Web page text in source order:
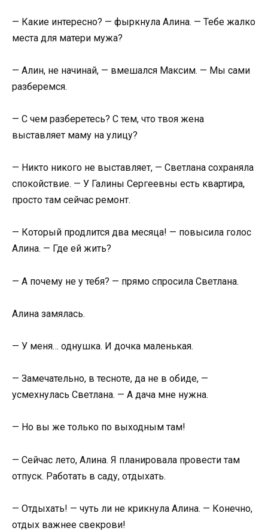
— Какие интересно? — фыркнула Алина. — Тебе жалко
места для матери мужа?
— Алин, не начинай, — вмешался Максим. — Мы сами
разберемся.
— С чем разберетесь? С тем, что твоя жена
выставляет маму на улицу?
— Никто никого не выставляет, — Светлана сохраняла
спокойствие. — У Галины Сергеевны есть квартира,
просто там сейчас ремонт.
— Который продлится два месяца! — повысила голос
Алина. — Где ей жить?
— А почему не у тебя? — прямо спросила Светлана.
Алина замялась.
— У меня… однушка. И дочка маленькая.
— Замечательно, в тесноте, да не в обиде, —
усмехнулась Светлана. — А дача мне нужна.
— Но вы же только по выходным там!
— Сейчас лето, Алина. Я планировала провести там
отпуск. Работать в саду, отдыхать.
— Отдыхать! — чуть ли не крикнула Алина. — Конечно,
отдых важнее свекрови!